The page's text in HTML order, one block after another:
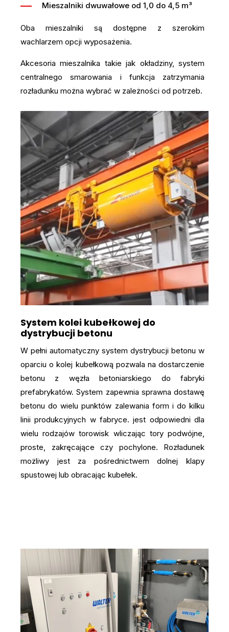
Mieszalniki dwuwałowe od 1,0 do 4,5 m³
Oba mieszalniki są dostępne z szerokim
wachlarzem opcji wyposażenia.
Akcesoria mieszalnika takie jak okładziny, system
centralnego smarowania i funkcja zatrzymania
rozładunku można wybrać w zależności od potrzeb.
System kolei kubełkowej do
dystrybucji betonu
W pełni automatyczny system dystrybucji betonu w
oparciu o kolej kubełkową pozwala na dostarczenie
betonu z węzła betoniarskiego do fabryki
prefabrykatów. System zapewnia sprawna dostawę
betonu do wielu punktów zalewania form i do kilku
linii produkcyjnych w fabryce. jest odpowiedni dla
wielu rodzajów torowisk wliczając tory podwójne,
proste, zakręcające czy pochylone. Rozładunek
możliwy jest za pośrednictwem dolnej klapy
spustowej lub obracając kubełek.